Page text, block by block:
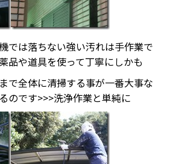
では落ちない強い汚れは手作業で
品や道具を使って丁寧にしかも
で全体に清掃する事が一番大事な
のです>>>洗浄作業と単純に